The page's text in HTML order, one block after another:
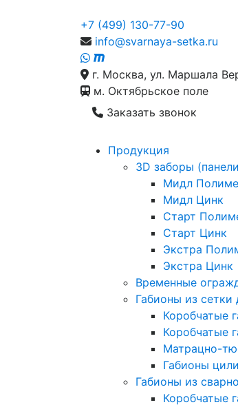
+7 (499) 130-77-90
info@svarnaya-setka.ru
г. Москва, ул. Маршала
м. Октябрьское поле
Заказать звонок
Продукция
3D заборы
Мидл
Мидл Цинк
Старт
Старт Цинк
Экстра
Экстра Цинк
Временные
Габионы из сетки
Коробчатые
Коробчатые
Матрацно-
Габионы
Габионы из
Коробчатые